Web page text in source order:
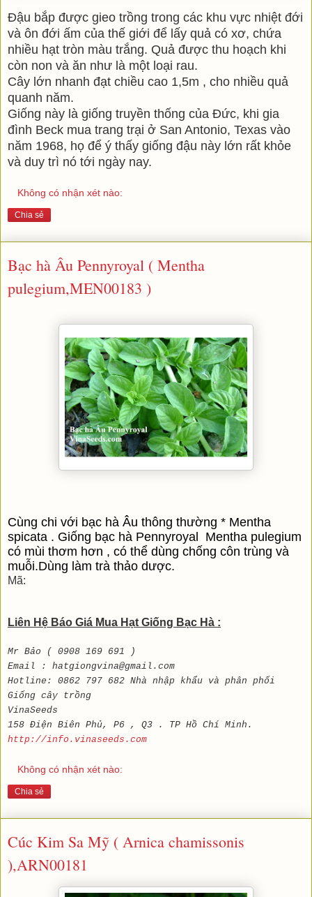
Đậu bắp được gieo trồng trong các khu vực nhiệt đới
và ôn đới ấm của thế giới để lấy quả có xơ, chứa
nhiều hạt tròn màu trắng. Quả được thu hoạch khi
còn non và ăn như là một loại rau.
Cây lớn nhanh đạt chiều cao 1,5m , cho nhiều quả
quanh năm.
Giống này là giống truyền thống của Đức, khi gia
đình Beck mua trang trại ở San Antonio, Texas vào
năm 1968, họ để ý thấy giống đậu này lớn rất khỏe
và duy trì nó tới ngày nay.
Không có nhận xét nào:
Chia sẻ
Bạc hà Âu Pennyroyal ( Mentha
pulegium,MEN00183 )
Cùng chi với bạc hà Âu thông thường * Mentha
spicata . Giống bạc hà Pennyroyal  Mentha pulegium
có mùi thơm hơn , có thể dùng chống côn trùng và
muỗi.Dùng làm trà thảo dược.
Mã:
Liên Hệ Báo Giá Mua Hạt Giống Bạc Hà :
Mr Bảo ( 0908 169 691 )
Email : hatgiongvina@gmail.com
Hotline: 0862 797 682 Nhà nhập khẩu và phân phối
Giống cây trồng
VinaSeeds
158 Điện Biên Phủ, P6 , Q3 . TP Hồ Chí Minh.
http://info.vinaseeds.com
Không có nhận xét nào:
Chia sẻ
Cúc Kim Sa Mỹ ( Arnica chamissonis
),ARN00181